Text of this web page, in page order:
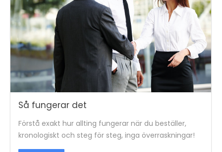
Så fungerar det
Förstå exakt hur allting fungerar när du beställer,
kronologiskt och steg för steg, inga överraskningar!